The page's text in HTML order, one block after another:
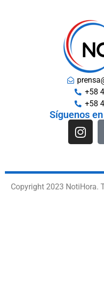
+58
+58
Síguenos
Copyright 2023 NotiHora.